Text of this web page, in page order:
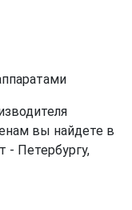
вы найдете в
- Петербургу,